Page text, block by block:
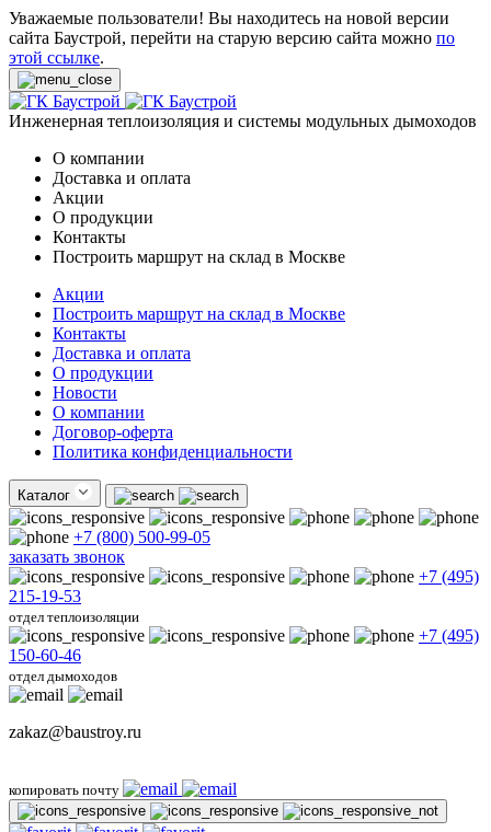
Уважаемые пользователи! Вы находитесь на новой версии
сайта Баустрой, перейти на старую версию сайта можно по
этой ссылке.
Инженерная теплоизоляция и системы модульных дымоходов
О компании
Доставка и оплата
Акции
О продукции
Контакты
Построить маршрут на склад в Москве
Акции
Построить маршрут на склад в Москве
Контакты
Доставка и оплата
О продукции
Новости
О компании
Договор-оферта
Политика конфиденциальности
Каталог
+7 (800) 500-99-05
заказать звонок
+7 (495)
215-19-53
отдел теплоизоляции
+7 (495)
150-60-46
отдел дымоходов
zakaz@baustroy.ru
копировать почту